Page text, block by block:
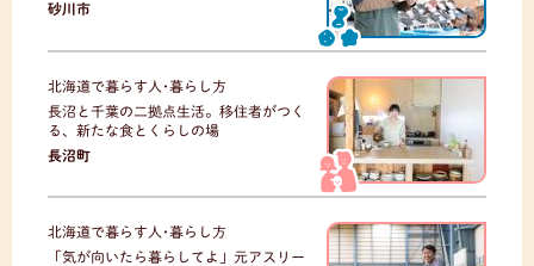
砂川市
北海道で暮らす人･暮らし方
長沼と千葉の二拠点生活。移住者がつく
る、新たな食とくらしの場
長沼町
北海道で暮らす人･暮らし方
「気が向いたら暮らしてよ」元アスリー